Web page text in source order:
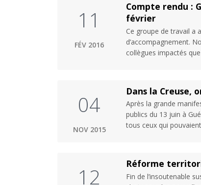
11
FÉV 2016
Compte rendu :
février
Ce groupe de travail a
d’accompagnement.
collègues impactés
04
NOV 2015
Dans la Creuse,
Après la grande
publics du 13 juin à
tous ceux qui
12 Réforme
Fin de l’insoutenable